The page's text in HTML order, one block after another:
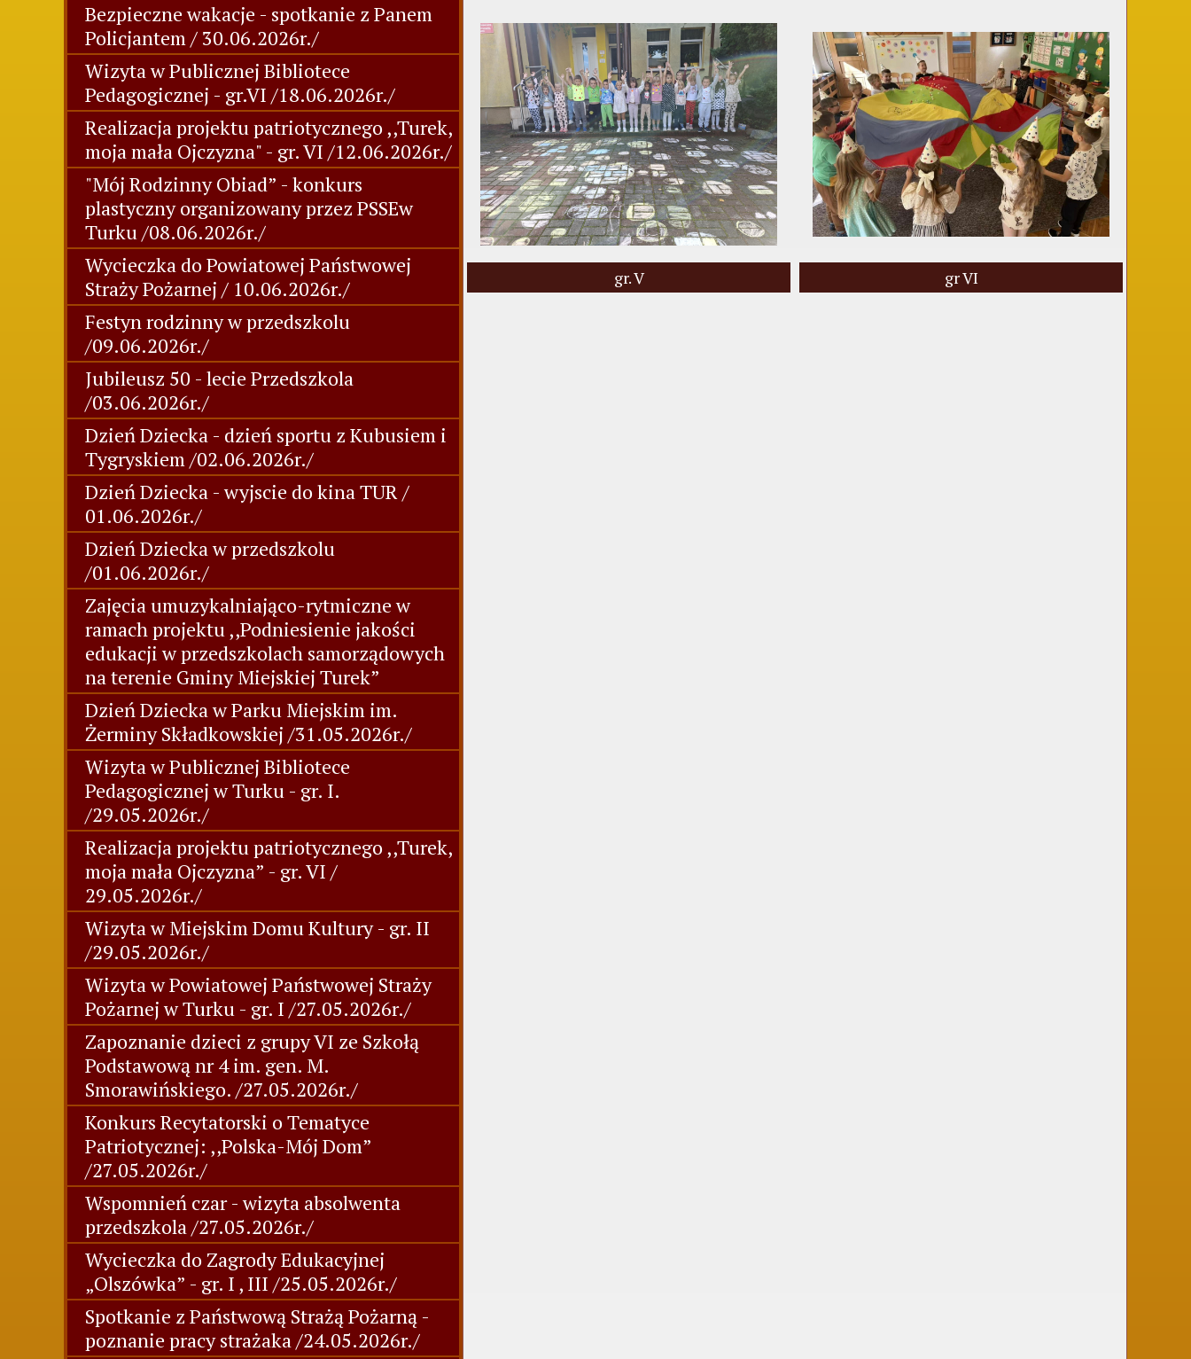
gr. V gr VI
Bezpieczne wakacje - spotkanie z Panem
Policjantem / 30.06.2026r./
Wizyta w Publicznej Bibliotece
Pedagogicznej - gr.VI /18.06.2026r./
Realizacja projektu patriotycznego ,,Turek,
moja mała Ojczyzna" - gr. VI /12.06.2026r./
"Mój Rodzinny Obiad” - konkurs
plastyczny organizowany przez PSSEw
Turku /08.06.2026r./
Wycieczka do Powiatowej Państwowej
Straży Pożarnej / 10.06.2026r./
Festyn rodzinny w przedszkolu
/09.06.2026r./
Jubileusz 50 - lecie Przedszkola
/03.06.2026r./
Dzień Dziecka - dzień sportu z Kubusiem i
Tygryskiem /02.06.2026r./
Dzień Dziecka - wyjscie do kina TUR /
01.06.2026r./
Dzień Dziecka w przedszkolu
/01.06.2026r./
Zajęcia umuzykalniająco-rytmiczne w
ramach projektu ,,Podniesienie jakości
edukacji w przedszkolach samorządowych
na terenie Gminy Miejskiej Turek”
Dzień Dziecka w Parku Miejskim im.
Żerminy Składkowskiej /31.05.2026r./
Wizyta w Publicznej Bibliotece
Pedagogicznej w Turku - gr. I.
/29.05.2026r./
Realizacja projektu patriotycznego ,,Turek,
moja mała Ojczyzna” - gr. VI /
29.05.2026r./
Wizyta w Miejskim Domu Kultury - gr. II
/29.05.2026r./
Wizyta w Powiatowej Państwowej Straży
Pożarnej w Turku - gr. I /27.05.2026r./
Zapoznanie dzieci z grupy VI ze Szkołą
Podstawową nr 4 im. gen. M.
Smorawińskiego. /27.05.2026r./
Konkurs Recytatorski o Tematyce
Patriotycznej: ,,Polska-Mój Dom”
/27.05.2026r./
Wspomnień czar - wizyta absolwenta
przedszkola /27.05.2026r./
Wycieczka do Zagrody Edukacyjnej
„Olszówka” - gr. I , III /25.05.2026r./
Spotkanie z Państwową Strażą Pożarną -
poznanie pracy strażaka /24.05.2026r./